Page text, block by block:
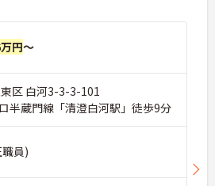
円～
区 白河3-3-3-101
半蔵門線「清澄白河駅」徒歩9分
員)